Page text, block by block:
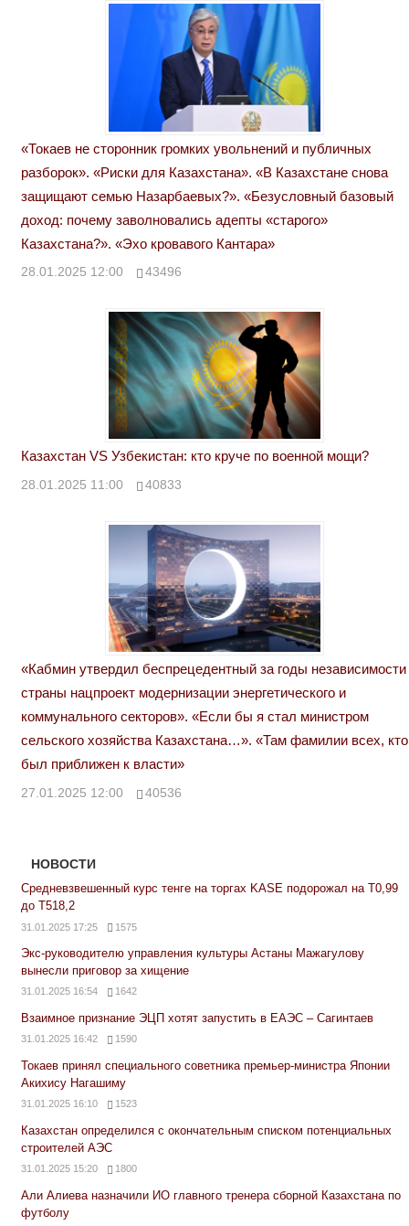
«Токаев не сторонник громких увольнений и публичных
разборок». «Риски для Казахстана». «В Казахстане снова
защищают семью Назарбаевых?». «Безусловный базовый
доход: почему заволновались адепты «старого»
Казахстана?». «Эхо кровавого Кантара»
28.01.2025 12:00 43496
Казахстан VS Узбекистан: кто круче по военной мощи?
28.01.2025 11:00 40833
«Кабмин утвердил беспрецедентный за годы независимости
страны нацпроект модернизации энергетического и
коммунального секторов». «Если бы я стал министром
сельского хозяйства Казахстана…». «Там фамилии всех, кто
был приближен к власти»
27.01.2025 12:00 40536
НОВОСТИ
Средневзвешенный курс тенге на торгах KASE подорожал на Т0,99
до Т518,2
31.01.2025 17:25 1575
Экс-руководителю управления культуры Астаны Мажагулову
вынесли приговор за хищение
31.01.2025 16:54 1642
Взаимное признание ЭЦП хотят запустить в ЕАЭС – Сагинтаев
31.01.2025 16:42 1590
Токаев принял специального советника премьер-министра Японии
Акихису Нагашиму
31.01.2025 16:10 1523
Казахстан определился с окончательным списком потенциальных
строителей АЭС
31.01.2025 15:20 1800
Али Алиева назначили ИО главного тренера сборной Казахстана по
футболу